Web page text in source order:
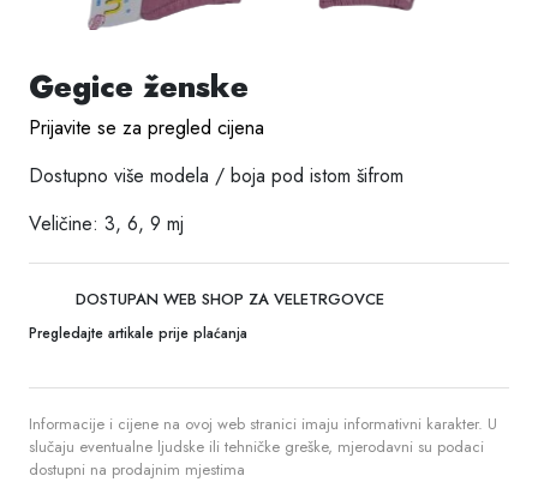
Gegice ženske
Prijavite se za pregled cijena
Dostupno više modela / boja pod istom šifrom
Veličine: 3, 6, 9 mj
DOSTUPAN WEB SHOP ZA VELETRGOVCE
Pregledajte artikale prije plaćanja
Informacije i cijene na ovoj web stranici imaju informativni karakter. U
slučaju eventualne ljudske ili tehničke greške, mjerodavni su podaci
dostupni na prodajnim mjestima